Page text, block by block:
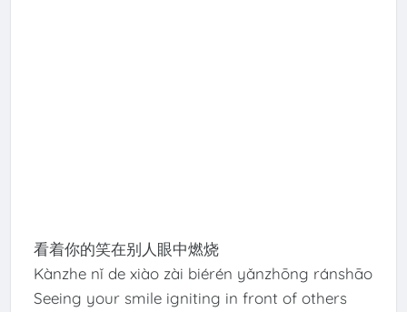
看着你的笑在别人眼中燃烧
Kànzhe nǐ de xiào zài biérén yǎnzhōng ránshāo
Seeing your smile igniting in front of others